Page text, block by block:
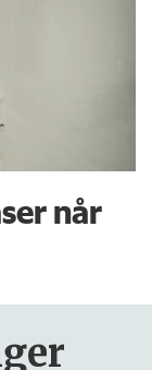
når